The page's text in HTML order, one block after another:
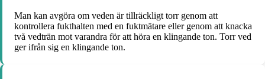
Man kan avgöra om veden är tillräckligt torr genom att
kontrollera fukthalten med en fuktmätare eller genom att knacka
två vedträn mot varandra för att höra en klingande ton. Torr ved
ger ifrån sig en klingande ton.